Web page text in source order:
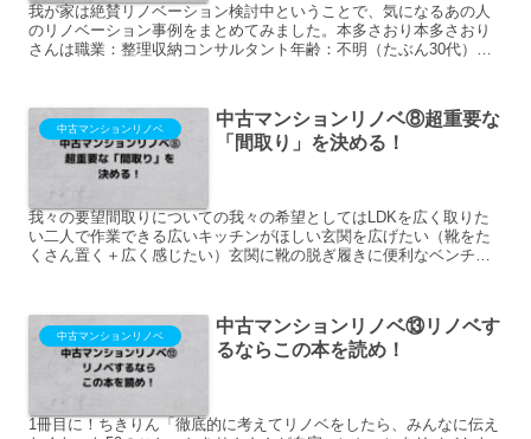
我が家は絶賛リノベーション検討中ということで、気になるあの人
のリノベーション事例をまとめてみました。本多さおり本多さおり
さんは職業：整理収納コンサルタント年齢：不明（たぶん30代）家
中古マンションリノベ
中古マンションリノベ⑧超重要な
「間取り」を決める！
我々の要望間取りについての我々の希望としてはLDKを広く取りた
い二人で作業できる広いキッチンがほしい玄関を広げたい（靴をた
くさん置く＋広く感じたい）玄関に靴の脱ぎ履きに便利なベンチを
中古マンションリノベ
中古マンションリノベ⑬リノベす
るならこの本を読め！
1冊目に！ちきりん「徹底的に考えてリノベをしたら、みんなに伝え